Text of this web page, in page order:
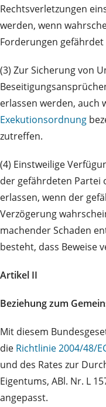
Rechtsverletzungen
werden, wenn
Forderungen gefährdet
(3) Zur Sicherung von
erlassen werden, auch
Exekutionsordnung
zutreffen.
(4) Einstweilige
der gefährdeten Partei
erlassen, wenn der
Verzögerung
machender Schaden
besteht, dass Beweise
Artikel II
Beziehung zum
Mit diesem
die Richtlinie 2004/48/
und des Rates zur
Eigentums, ABl. Nr. L
angepasst.